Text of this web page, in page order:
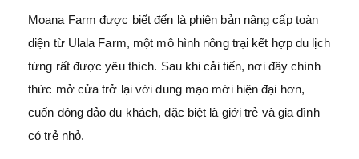
Moana Farm được biết đến là phiên bản nâng cấp toàn
diện từ Ulala Farm, một mô hình nông trại kết hợp du lịch
từng rất được yêu thích. Sau khi cải tiến, nơi đây chính
thức mở cửa trở lại với dung mạo mới hiện đại hơn,
cuốn đông đảo du khách, đặc biệt là giới trẻ và gia đình
có trẻ nhỏ.